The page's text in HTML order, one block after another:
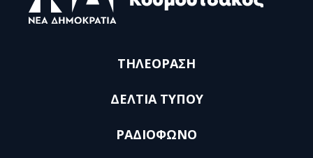
ΤΗΛΕΟΡΑΣΗ
ΔΕΛΤΙΑ ΤΥΠΟΥ
ΡΑΔΙΟΦΩΝΟ